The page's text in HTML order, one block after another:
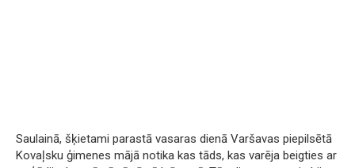
Saulainā, šķietami parastā vasaras dienā Varšavas piepilsētā
Kovaļsku ģimenes mājā notika kas tāds, kas varēja beigties ar